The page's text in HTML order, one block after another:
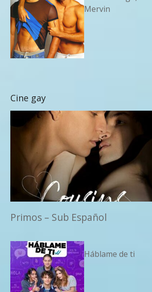
Mervin
Cine gay
Primos – Sub Español
Háblame de ti